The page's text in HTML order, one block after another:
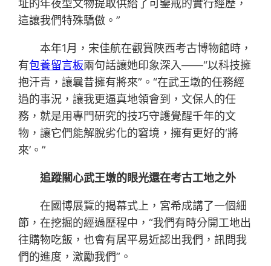
址的年夜型文物提取供給了可鑒戒的實行經歷，
這讓我們特殊驕傲。”
本年1月，宋佳航在觀賞陜西考古博物館時，
有包養留言板兩句話讓她印象深入——“以科技擁
抱汗青，讓曩昔擁有將來”。“在武王墩的任務經
過的事況，讓我更逼真地領會到，文保人的任
務，就是用專門研究的技巧守護覺醒千年的文
物，讓它們能解脫劣化的窘境，擁有更好的‘將
來’。”
追蹤關心武王墩的眼光還在考古工地之外
在國博展覽的揭幕式上，宮希成講了一個細
節，在挖掘的經過歷程中，“我們有時分開工地出
往購物吃飯，也會有居平易近認出我們，訊問我
們的進度，激勵我們”。